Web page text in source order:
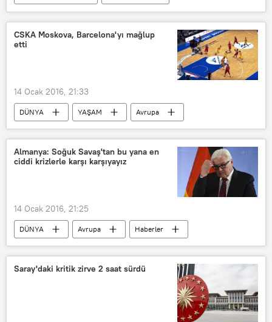
GÖRÜŞ Haberler
RADYO
TÜRKİYE
Recep Tayyip Erdoğan
PKK
CSKA Moskova, Barcelona'yı mağlup
etti
14 Ocak 2016, 21:33
DÜNYA YAŞAM
Avrupa
SPOR
Haberler
İspanya
Barselona
Rusya
CSKA Moskova
Almanya: Soğuk Savaş'tan bu yana en
ciddi krizlerle karşı karşıyayız
14 Ocak 2016, 21:25
DÜNYA Avrupa
Haberler
Almanya
Avusturya
Viyana
Saray'daki kritik zirve 2 saat sürdü